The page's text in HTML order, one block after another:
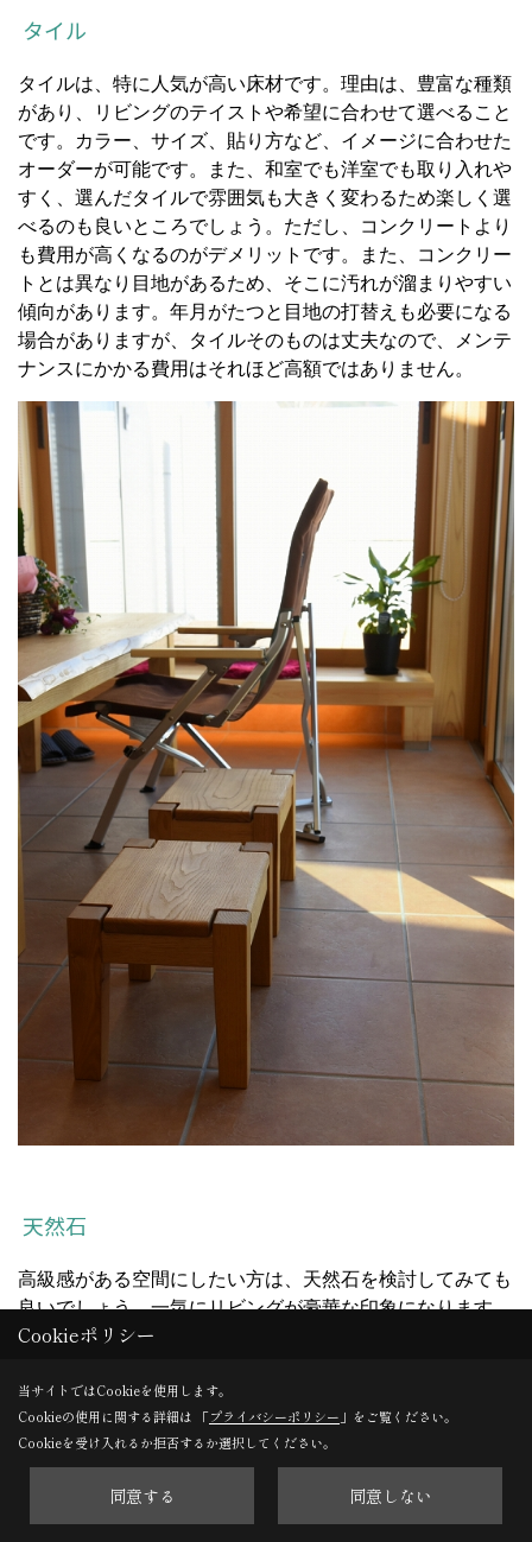
タイル
タイルは、特に人気が高い床材です。理由は、豊富な種類
があり、リビングのテイストや希望に合わせて選べること
です。カラー、サイズ、貼り方など、イメージに合わせた
オーダーが可能です。また、和室でも洋室でも取り入れや
すく、選んだタイルで雰囲気も大きく変わるため楽しく選
べるのも良いところでしょう。ただし、コンクリートより
も費用が高くなるのがデメリットです。また、コンクリー
トとは異なり目地があるため、そこに汚れが溜まりやすい
傾向があります。年月がたつと目地の打替えも必要になる
場合がありますが、タイルそのものは丈夫なので、メンテ
ナンスにかかる費用はそれほど高額ではありません。
天然石
高級感がある空間にしたい方は、天然石を検討してみても
良いでしょう。一気にリビングが豪華な印象になります。
天然石は耐久性があるほか、滑り止めを用いることで滑る
は、費用が高額になることと、素材によっては掃除する際
の洗剤使用に注意しなければならない点です。
Cookieポリシー
当サイトではCookieを使用します。
Cookieの使用に関する詳細は 「プライバシーポリシー 」をご覧ください。
Cookieを受け入れるか拒否するか選択してください。
同意する 同意しない